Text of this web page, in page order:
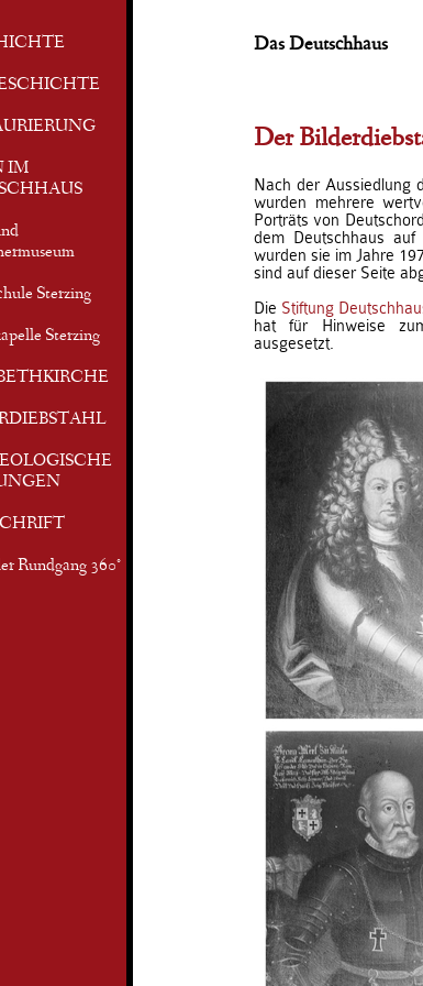
IM
Sterzing
Sterzing
Rundgang 360°
Das Deutschhaus
Der
Nach der Aussiedlung
wurden mehrere
Porträts von
dem Deutschhaus
wurden sie im Jahre
sind auf dieser Seite
Die Stiftung
hat für Hinweise
ausgesetzt.